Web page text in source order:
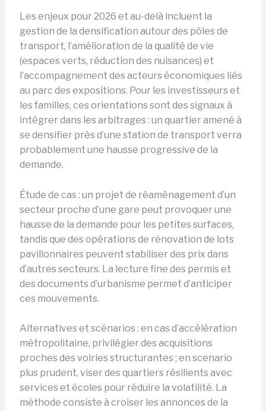
Les enjeux pour 2026 et au-delà incluent la
gestion de la densification autour des pôles de
transport, l’amélioration de la qualité de vie
(espaces verts, réduction des nuisances) et
l’accompagnement des acteurs économiques liés
au parc des expositions. Pour les investisseurs et
les familles, ces orientations sont des signaux à
intégrer dans les arbitrages : un quartier amené à
se densifier près d’une station de transport verra
probablement une hausse progressive de la
demande.
Étude de cas : un projet de réaménagement d’un
secteur proche d’une gare peut provoquer une
hausse de la demande pour les petites surfaces,
tandis que des opérations de rénovation de lots
pavillonnaires peuvent stabiliser des prix dans
d’autres secteurs. La lecture fine des permis et
des documents d’urbanisme permet d’anticiper
ces mouvements.
Alternatives et scénarios : en cas d’accélération
métropolitaine, privilégier des acquisitions
proches des voiries structurantes ; en scenario
plus prudent, viser des quartiers résilients avec
services et écoles pour réduire la volatilité. La
méthode consiste à croiser les annonces de la